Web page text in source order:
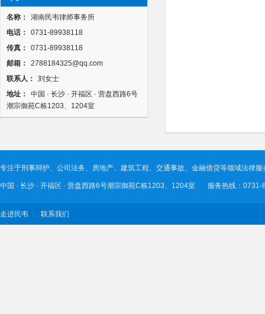
名称：
湖南民韦律师事务所
电话：
0731-89938118
传真：
0731-89938118
邮箱：
2788184325@qq.com
联系人：
刘女士
地址：
中国 · 长沙 · 开福区 · 营盘西路6号
潮宗御苑C栋1203、1204室
专注于刑事辩护、公司法务、房地产、建筑工程、交通事故、金融借贷等领域法律服
中国 · 长沙 · 开福区 · 营盘西路6号潮宗御苑C栋1203、1204室 服务热线：0731-
走进民韦 联系我们